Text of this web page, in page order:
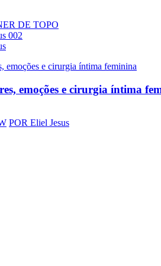
emoções e cirurgia íntima
POR Eliel Jesus